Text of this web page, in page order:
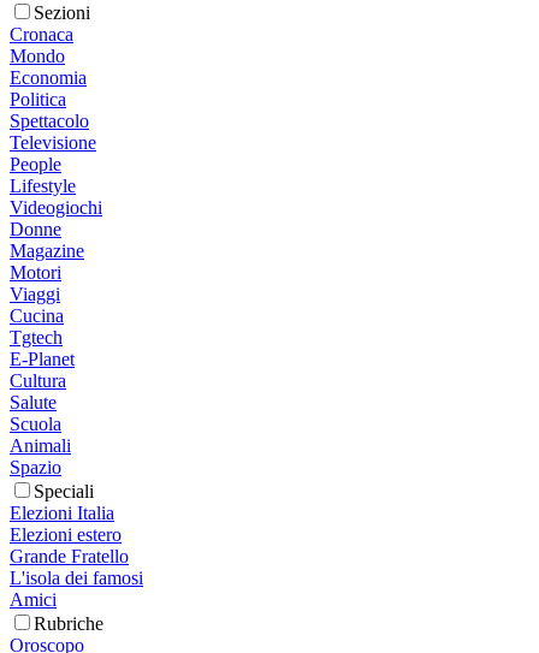
Sezioni
Cronaca
Mondo
Economia
Politica
Spettacolo
Televisione
People
Lifestyle
Videogiochi
Donne
Magazine
Motori
Viaggi
Cucina
Tgtech
E-Planet
Cultura
Salute
Scuola
Animali
Spazio
Speciali
Elezioni Italia
Elezioni estero
Grande Fratello
L'isola dei famosi
Amici
Rubriche
Oroscopo